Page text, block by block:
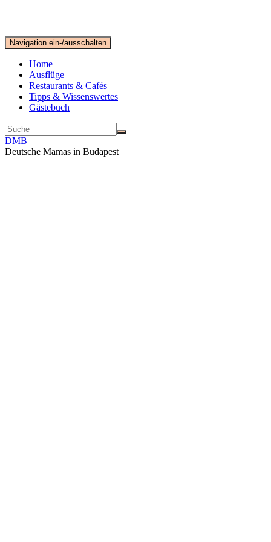
Navigation ein-/ausschalten
Home
Ausflüge
Restaurants & Cafés
Tipps & Wissenswertes
Gästebuch
DMB
Deutsche Mamas in Budapest